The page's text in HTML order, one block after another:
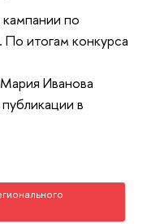
по
итогам конкурса
Иванова
в